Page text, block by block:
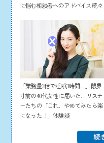
に悩む相談者へのアドバイス続々
「業務量3倍で睡眠3時間…」限界
寸前の40代女性に届いた、リスナ
ーたちの「これ、やめてみたら楽
になった！」体験談